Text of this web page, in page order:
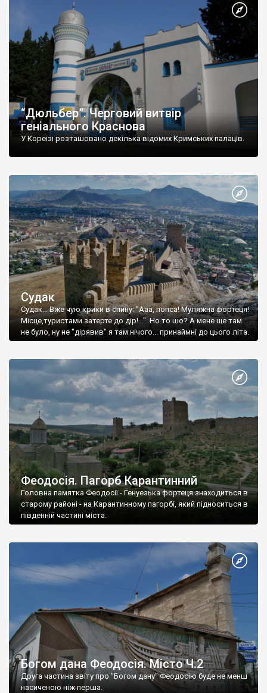
“Дюльбер”. Черговий витвір
геніального Краснова
У Кореїзі розташовано декілька відомих Кримських палаців.
Судак
Судак... Вже чую крики в спину: "Ааа, попса! Муляжна фортеця!
Місце,туристами затерте до дір!..." Но то шо? А мене ще там
не було, ну не "дірявив" я там нічого... принаймні до цього літа.
Феодосія. Пагорб Карантинний
Головна памятка Феодосії - Генуезька фортеця знаходиться в
старому районі - на Карантинному пагорбі, який підноситься в
південній частині міста.
Богом дана Феодосія. Місто Ч.2
Друга частина звіту про "Богом дану" Феодосію буде не менш
насиченою ніж перша.